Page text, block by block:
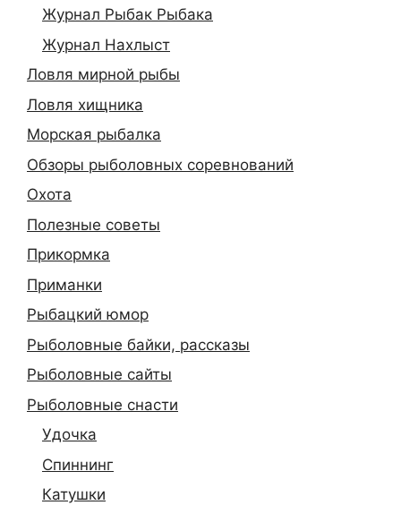
Журнал Рыбак Рыбака
Журнал Нахлыст
Ловля мирной рыбы
Ловля хищника
Морская рыбалка
Обзоры рыболовных соревнований
Охота
Полезные советы
Прикормка
Приманки
Рыбацкий юмор
Рыболовные байки, рассказы
Рыболовные сайты
Рыболовные снасти
Удочка
Спиннинг
Катушки